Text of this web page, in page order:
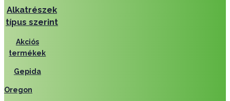
Alkatrészek
típus szerint
Akciós
termékek
Gepida
Oregon